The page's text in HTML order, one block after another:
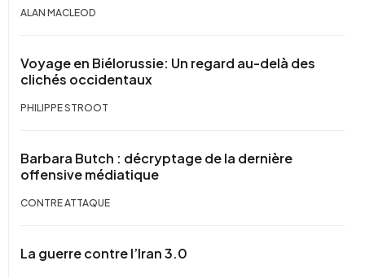
ALAN MACLEOD
Voyage en Biélorussie: Un regard au-delà des
clichés occidentaux
PHILIPPE STROOT
Barbara Butch : décryptage de la dernière
offensive médiatique
CONTRE ATTAQUE
La guerre contre l’Iran 3.0